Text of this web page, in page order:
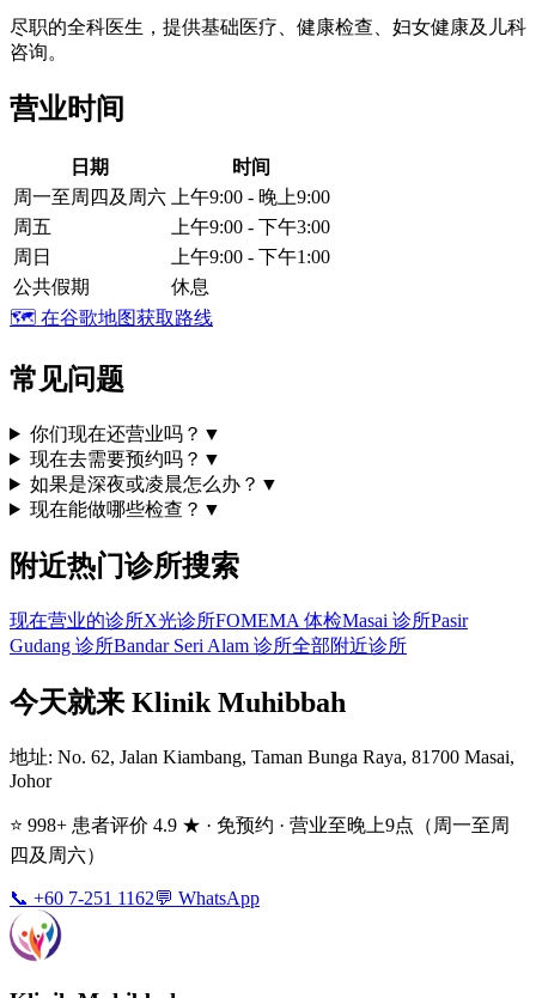
尽职的全科医生，提供基础医疗、健康检查、妇女健康及儿科
咨询。
营业时间
日期
时间
周一至周四及周六
上午9:00 - 晚上9:00
周五
上午9:00 - 下午3:00
周日
上午9:00 - 下午1:00
公共假期
休息
🗺️ 在谷歌地图获取路线
常见问题
你们现在还营业吗？ ▼
现在去需要预约吗？ ▼
如果是深夜或凌晨怎么办？ ▼
现在能做哪些检查？ ▼
附近热门诊所搜索
现在营业的诊所X光诊所FOMEMA 体检Masai 诊所Pasir
Gudang 诊所Bandar Seri Alam 诊所全部附近诊所
今天就来 Klinik Muhibbah
地址: No. 62, Jalan Kiambang, Taman Bunga Raya, 81700 Masai,
Johor
⭐ 998+ 患者评价 4.9 ★ · 免预约 · 营业至晚上9点（周一至周
四及周六）
📞 +60 7-251 1162💬 WhatsApp